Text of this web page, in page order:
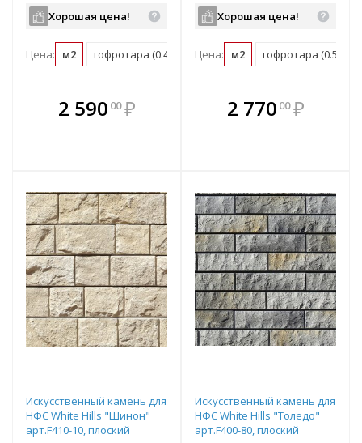
Хорошая цена!
Цена: м2 гофротара (0.47 м2) мастербокс (21.15 м2)
2 590 00 ₽
В комплекте
всегда выгоднее!
Хорошая цена!
Цена: м2 гофротара (0.58 м2)
В комплекте
всегда выгоднее!
2 770 00 ₽
Искусственный камень для
НФС White Hills "Шинон"
арт.F410-10, плоский
Искусственный камень для
НФС White Hills "Толедо"
арт.F400-80, плоский